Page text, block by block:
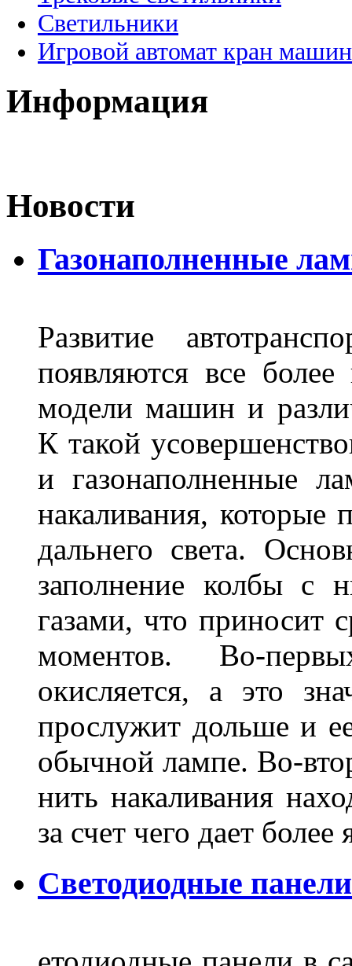
Светильники
Игровой автомат кран
Информация
Новости
Газонаполненные
Развитие
появляются все
модели машин и
К такой
и газонаполненные
накаливания,
дальнего света.
заполнение колбы с
газами, что приносит
моментов. Во-
окисляется, а это
прослужит дольше и
обычной лампе. Во-
нить накаливания
за счет чего дает
Светодиодные